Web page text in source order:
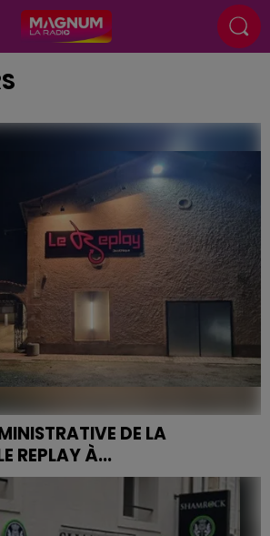
DE LA
REPLAY À...
discothèque Le Replay de
est contrainte de baisser le
La préfecture des Vosges a